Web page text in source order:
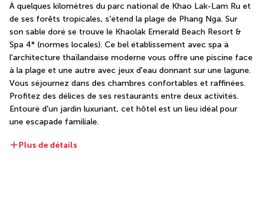
À quelques kilomètres du parc national de Khao Lak-Lam Ru et
de ses forêts tropicales, s'étend la plage de Phang Nga. Sur
son sable doré se trouve le Khaolak Emerald Beach Resort &
Spa 4* (normes locales). Ce bel établissement avec spa à
l'architecture thaïlandaise moderne vous offre une piscine face
à la plage et une autre avec jeux d'eau donnant sur une lagune.
Vous séjournez dans des chambres confortables et raffinées.
Profitez des délices de ses restaurants entre deux activités.
Entouré d'un jardin luxuriant, cet hôtel est un lieu idéal pour
une escapade familiale.
Plus de détails